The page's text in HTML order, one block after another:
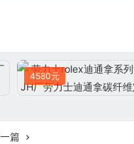
4580元
篇